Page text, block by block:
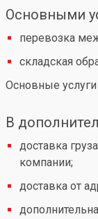
Основными
перевозка
складская
Основные
В
доставка
компании;
доставка от